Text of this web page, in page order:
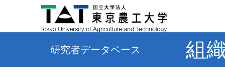
研究者データベース 組